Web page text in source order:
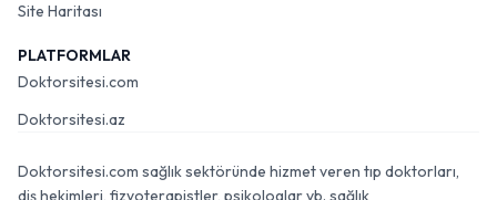
Site Haritası
PLATFORMLAR
Doktorsitesi.com
Doktorsitesi.az
Doktorsitesi.com sağlık sektöründe hizmet veren tıp doktorları,
diş hekimleri, fizyoterapistler, psikologlar vb. sağlık